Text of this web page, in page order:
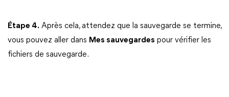
Étape 4. Après cela, attendez que la sauvegarde se termine,
vous pouvez aller dans Mes sauvegardes pour vérifier les
fichiers de sauvegarde.